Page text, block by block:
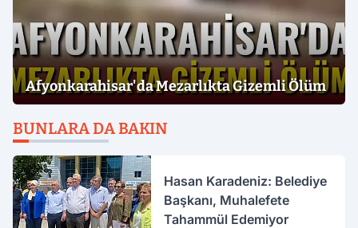
Afyonkarahisar'da Mezarlıkta Gizemli Ölüm
BUNLARA DA BAKIN
Hasan Karadeniz: Belediye
Başkanı, Muhalefete
Tahammül Edemiyor